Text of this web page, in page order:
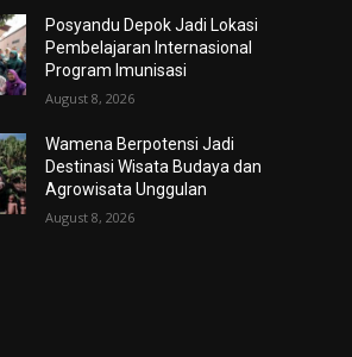
Posyandu Depok Jadi Lokasi
Pembelajaran Internasional
Program Imunisasi
August 8, 2026
Wamena Berpotensi Jadi
Destinasi Wisata Budaya dan
Agrowisata Unggulan
August 8, 2026